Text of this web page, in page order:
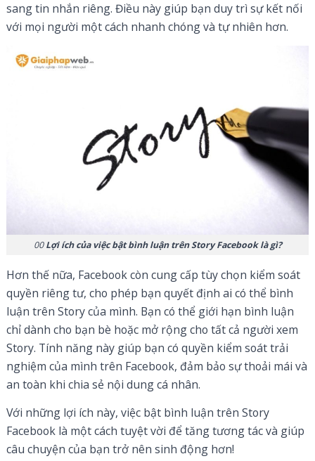
sang tin nhắn riêng. Điều này giúp bạn duy trì sự kết nối
với mọi người một cách nhanh chóng và tự nhiên hơn.
00Lợi ích của việc bật bình luận trên Story Facebook là gì?
Hơn thế nữa, Facebook còn cung cấp tùy chọn kiểm soát
quyền riêng tư, cho phép bạn quyết định ai có thể bình
luận trên Story của mình. Bạn có thể giới hạn bình luận
chỉ dành cho bạn bè hoặc mở rộng cho tất cả người xem
Story. Tính năng này giúp bạn có quyền kiểm soát trải
nghiệm của mình trên Facebook, đảm bảo sự thoải mái và
an toàn khi chia sẻ nội dung cá nhân.
Với những lợi ích này, việc bật bình luận trên Story
Facebook là một cách tuyệt vời để tăng tương tác và giúp
câu chuyện của bạn trở nên sinh động hơn!